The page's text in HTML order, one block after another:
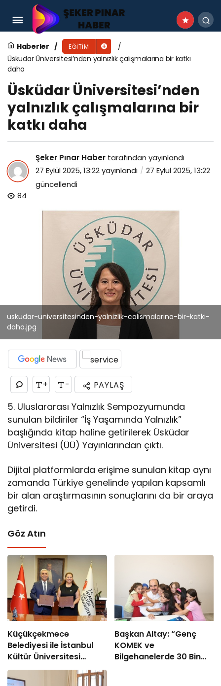
Haberler EĞITIM
Üsküdar Üniversitesi’nden yalnızlık çalışmalarına bir katkı
daha
Üsküdar Üniversitesi’nden
yalnızlık çalışmalarına bir
katkı daha
Şeker Pınar Haber tarafından yayınlandı
27 Eylül 2025, 13:22yayınlandı
27 Eylül 2025, 13:22
güncellendi
84
uskudar-universitesinden-yalnizlik-calismalarina-bir-katki-
daha.jpg
+ - PAYLAŞ
5. Uluslararası Yalnızlık Sempozyumunda
sunulan bildiriler “İş Yaşamında Yalnızlık”
başlığında kitap haline getirilerek Üsküdar
Üniversitesi (ÜÜ) Yayınlarından çıktı.
Dijital platformlarda erişime sunulan kitap aynı
zamanda Türkiye genelinde yapılan kapsamlı
bir alan araştırmasının sonuçlarını da bir araya
getirdi.
Göz Atın
Küçükçekmece
Belediyesi ile İstanbul
Kültür Üniversitesi
Arasında Sinema
Alanında İş Birliği
Başkan Altay: “Genç
KOMEK ve
Bilgehanelerde 30 Bin
Üniversiteliler İzmir’i “Genç Adım” ile tanıyacak